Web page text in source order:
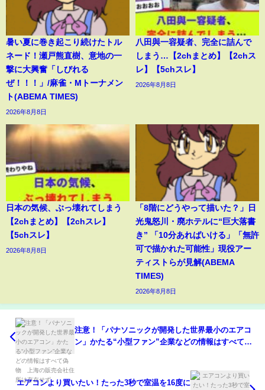
暑い夏に巻き起こり続けたトル
ネード！瀬戸熊直樹、意地の一
撃に大興奮「しびれる
ぜ！！！」/麻雀・Mトーナメン
ト(ABEMA TIMES)
2026年8月8日
八田與一容疑者、完全に詰んで
しまう…【2chまとめ】【2chス
レ】【5chスレ】
2026年8月8日
日本の気候、ぶっ壊れてしまう
【2chまとめ】【2chスレ】
【5chスレ】
2026年8月8日
「8階にどうやって描いた？」日
光鬼怒川・廃ホテルに“巨大落書
き” 「10分あればいける」「無許
可で描かれた可能性」現役アー
ティストらが見解(ABEMA
TIMES)
2026年8月8日
注意！「パナソニックが開発した世界最小のエアコ
ン」かたる“小型ファン”企業などの情報はすべて偽
エアコンより買いたい！たった3秒で室温を16度に